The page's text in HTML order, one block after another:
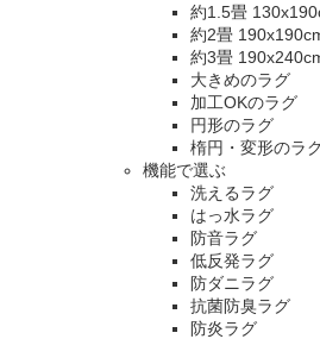
約1.5畳
約2畳
約3畳
大きめのラグ
加工OKのラグ
円形のラグ
楕円・変形のラ
機能で選ぶ
洗えるラグ
はっ水ラグ
防音ラグ
低反発ラグ
防ダニラグ
抗菌防臭ラグ
防炎ラグ